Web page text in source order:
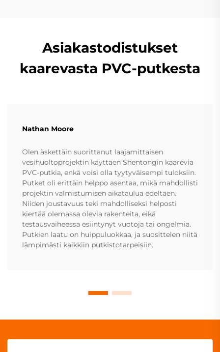
Asiakastodistukset
kaarevasta PVC-putkesta
Nathan Moore
Olen äskettäin suorittanut laajamittaisen
vesihuoltoprojektin käyttäen Shentongin kaarevia
PVC-putkia, enkä voisi olla tyytyväisempi tuloksiin.
Putket oli erittäin helppo asentaa, mikä mahdollisti
projektin valmistumisen aikataulua edeltäen.
Niiden joustavuus teki mahdolliseksi helposti
kiertää olemassa olevia rakenteita, eikä
testausvaiheessa esiintynyt vuotoja tai ongelmia.
Putkien laatu on huippuluokkaa, ja suosittelen niitä
lämpimästi kaikkiin putkistotarpeisiin.